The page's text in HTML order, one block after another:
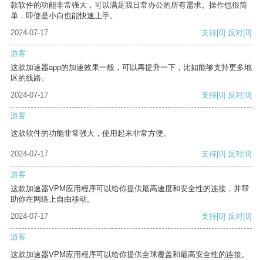
款软件的功能非常强大，可以满足我日常办公的所有需求。操作也很简
单，即使是小白也能快速上手。
2024-07-17
支持[0] 反对[0]
游客
这款加速器app的加速效果一般，可以再提升一下，比如能够支持更多地
区的线路。
2024-07-17
支持[0] 反对[0]
游客
这款软件的功能非常强大，使用起来非常方便。
2024-07-17 支持[0] 反对[0]
游客
这款加速器VPM应用程序可以给你提供最高速度和安全性的连接，并帮
助你在网络上自由移动。
2024-07-17
支持[0] 反对[0]
游客
这款加速器VPM应用程序可以给你提供全球覆盖和最高安全性的连接。